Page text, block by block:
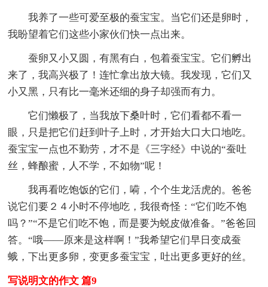
我养了一些可爱至极的蚕宝宝。当它们还是卵时，
我盼望着它们这些小家伙们快一点出来。
蚕卵又小又圆，有黑有白，包着蚕宝宝。它们孵出
来了，我高兴极了！连忙拿出放大镜。我发现，它们又
小又黑，只有比一毫米还细的身子却强而有力。
它们懒极了，当我放下桑叶时，它们看都不看一
眼，只是把它们赶到叶子上时，才开始大口大口地吃。
蚕宝宝一点也不勤劳，才不是《三字经》中说的“蚕吐
丝，蜂酿蜜，人不学，不如物”呢！
我再看吃饱饭的它们，嗬，个个生龙活虎的。爸爸
说它们要２４小时不停地吃，我很奇怪：“它们吃不饱
吗？”“不是它们吃不饱，而是要为蜕皮做准备。”爸爸回
答。“哦——原来是这样啊！”我希望它们早日变成蚕
蛾，下出更多卵，变更多蚕宝宝，吐出更多更好的丝。
写说明文的作文 篇9